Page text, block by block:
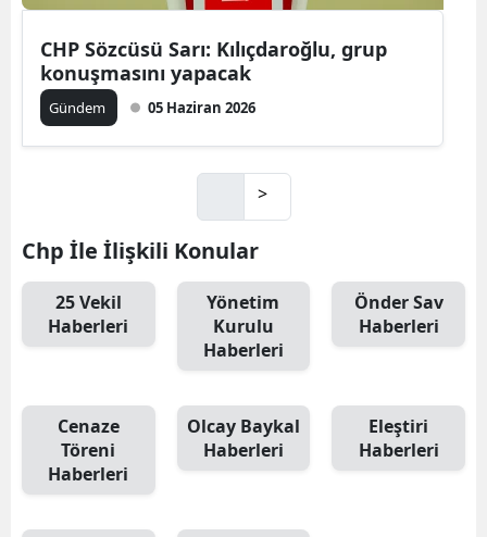
CHP Sözcüsü Sarı: Kılıçdaroğlu, grup
konuşmasını yapacak
Gündem 05 Haziran 2026
>
Chp İle İlişkili Konular
25 Vekil
Haberleri
Yönetim
Kurulu
Haberleri
Önder Sav
Haberleri
Cenaze
Töreni
Haberleri
Olcay Baykal
Haberleri
Eleştiri
Haberleri